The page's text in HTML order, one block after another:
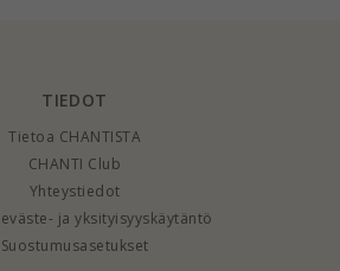
TIEDOT
Tietoa CHANTISTA
CHANTI Club
Yhteystiedot
ja yksityisyyskäytäntö
Suostumusasetukset